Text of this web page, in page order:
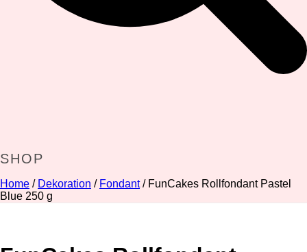
SHOP
Home / Dekoration / Fondant/ FunCakes Rollfondant Pastel
Blue 250 g